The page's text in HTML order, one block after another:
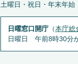
土曜日・祝日・年末年始
日曜窓口開庁 （本庁総
日曜日 午前8時30分